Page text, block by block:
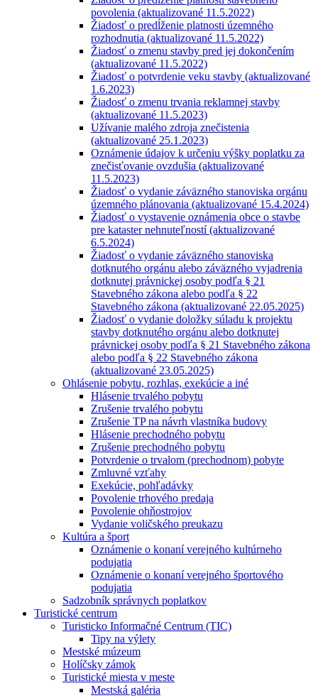
povolenia (aktualizované 11.5.2022)
Žiadosť o predĺženie platnosti územného
rozhodnutia (aktualizované 11.5.2022)
Žiadosť o zmenu stavby pred jej dokončením
(aktualizované 11.5.2022)
Žiadosť o potvrdenie veku stavby (aktualizované
1.6.2023)
Žiadosť o zmenu trvania reklamnej stavby
(aktualizované 11.5.2023)
Užívanie malého zdroja znečistenia
(aktualizované 25.1.2023)
Oznámenie údajov k určeniu výšky poplatku za
znečisťovanie ovzdušia (aktualizované
11.5.2023)
Žiadosť o vydanie záväzného stanoviska orgánu
územného plánovania (aktualizované 15.4.2024)
Žiadosť o vystavenie oznámenia obce o stavbe
pre kataster nehnuteľností (aktualizované
6.5.2024)
Žiadosť o vydanie záväzného stanoviska
dotknutého orgánu alebo záväzného vyjadrenia
dotknutej právnickej osoby podľa § 21
Stavebného zákona alebo podľa § 22
Stavebného zákona (aktualizované 22.05.2025)
Žiadosť o vydanie doložky súladu k projektu
stavby dotknutého orgánu alebo dotknutej
právnickej osoby podľa § 21 Stavebného zákona
alebo podľa § 22 Stavebného zákona
(aktualizované 23.05.2025)
Ohlásenie pobytu, rozhlas, exekúcie a iné
Hlásenie trvalého pobytu
Zrušenie trvalého pobytu
Zrušenie TP na návrh vlastníka budovy
Hlásenie prechodného pobytu
Zrušenie prechodného pobytu
Potvrdenie o trvalom (prechodnom) pobyte
Zmluvné vzťahy
Exekúcie, pohľadávky
Povolenie trhového predaja
Povolenie ohňostrojov
Vydanie voličského preukazu
Kultúra a šport
Oznámenie o konaní verejného kultúrneho
podujatia
Oznámenie o konaní verejného športového
podujatia
Sadzobník správnych poplatkov
Turistické centrum
Turisticko Informačné Centrum (TIC)
Tipy na výlety
Mestské múzeum
Holíčsky zámok
Turistické miesta v meste
Mestská galéria